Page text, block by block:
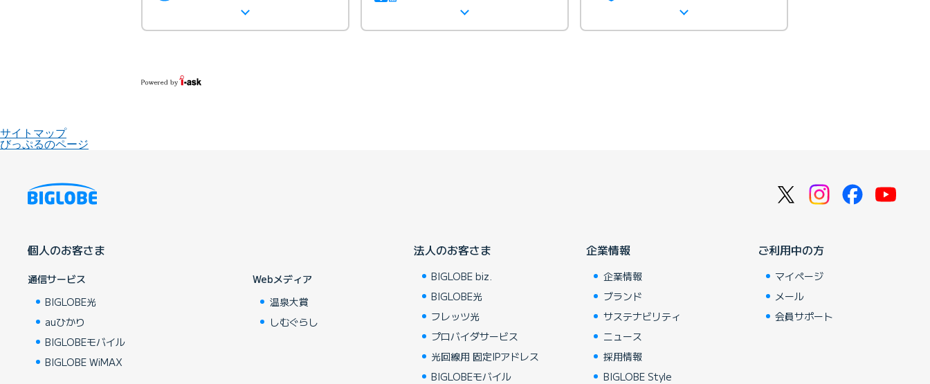
サイトマップ
びっぷるのページ
個人のお客さま
通信サービス
BIGLOBE光
auひかり
BIGLOBEモバイル
BIGLOBE WiMAX
Webメディア
温泉大賞
しむぐらし
法人のお客さま
BIGLOBE biz.
BIGLOBE光
フレッツ光
プロバイダサービス
光回線用 固定IPアドレス
BIGLOBEモバイル
企業情報
企業情報
ブランド
サステナビリティ
ニュース
採用情報
BIGLOBE Style
ご利用中の方
マイページ
メール
会員サポート